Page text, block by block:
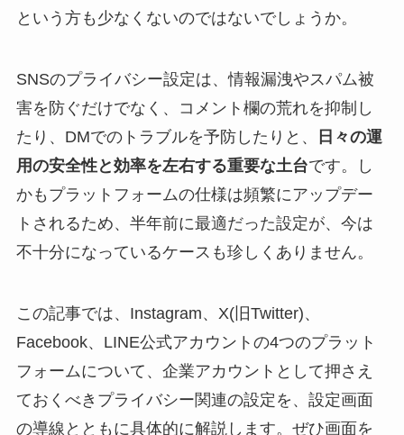
という方も少なくないのではないでしょうか。
SNSのプライバシー設定は、情報漏洩やスパム被
害を防ぐだけでなく、コメント欄の荒れを抑制し
たり、DMでのトラブルを予防したりと、
日々の運
用の安全性と効率を左右する重要な土台です。し
かもプラットフォームの仕様は頻繁にアップデー
トされるため、半年前に最適だった設定が、今は
不十分になっているケースも珍しくありません。
この記事では、Instagram、X(旧Twitter)、
Facebook、LINE公式アカウントの4つのプラット
フォームについて、企業アカウントとして押さえ
ておくべきプライバシー関連の設定を、設定画面
の導線とともに具体的に解説します。ぜひ画面を